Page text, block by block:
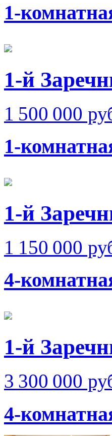
1-
1-й
1 500 000
1-
1-й
1 150 000
4-
1-й
3 300 000
4-